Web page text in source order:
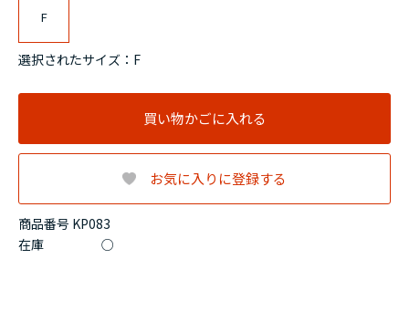
商品番号 KP083
在庫 ○
F
選択されたサイズ：F
買い物かごに入れる
お気に入りに登録する